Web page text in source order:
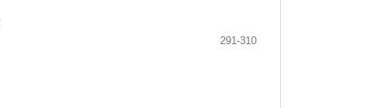
291-310